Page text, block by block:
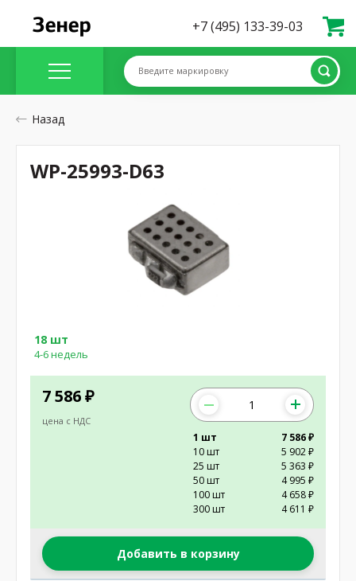
+7 (495) 133-39-03
Введите маркировку
Назад
7 586 ₽
цена с НДС
18 шт
4-6 недель
1 шт
7 586 ₽
10 шт
5 902 ₽
25 шт
5 363 ₽
50 шт
4 995 ₽
100 шт
4 658 ₽
300 шт
4 611 ₽
Добавить в корзину
WP-25993-D63